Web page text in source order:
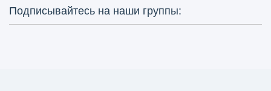
Подписывайтесь на наши группы: